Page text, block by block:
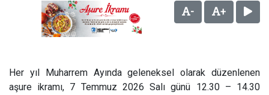
- +
Her yıl Muharrem Ayında geleneksel olarak düzenlenen
aşure ikramı, 7 Temmuz 2026 Salı günü 12.30 – 14.30